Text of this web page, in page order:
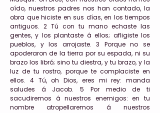
oído, nuestros padres nos han contado, la
obra que hiciste en sus días, en los tiempos
antiguos. 2 Tú con tu mano echaste las
gentes, y los plantaste á ellos; afligiste los
pueblos, y los arrojaste. 3 Porque no se
apoderaron de la tierra por su espada, ni su
brazo los libró; sino tu diestra, y tu brazo, y la
luz de tu rostro, porque te complaciste en
ellos. 4 Tú, oh Dios, eres mi rey: manda
saludes á Jacob. 5 Por medio de ti
sacudiremos á nuestros enemigos: en tu
nombre atropellaremos á nuestros